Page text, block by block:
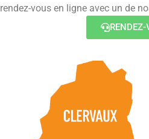
rendez-vous en ligne avec un de
RENDEZ-